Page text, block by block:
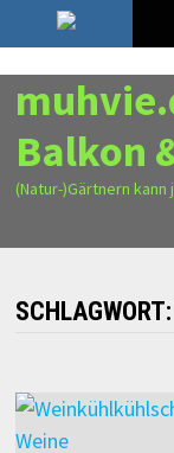
Zurück
zum
Inhalt
7. August 2026
Balkon
(Natur-)Gärtnern kann
SCHLAGWORT: